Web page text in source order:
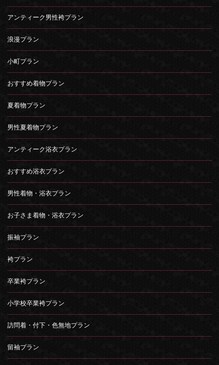
アンティーク男性袴プラン
浪漫プラン
小町プラン
おすすめ着物プラン
夏着物プラン
男性夏着物プラン
アンティーク浴衣プラン
おすすめ浴衣プラン
男性着物・浴衣プラン
お子さま着物・浴衣プラン
振袖プラン
袴プラン
卒業袴プラン
小学校卒業袴プラン
訪問着・付下・色無地プラン
留袖プラン